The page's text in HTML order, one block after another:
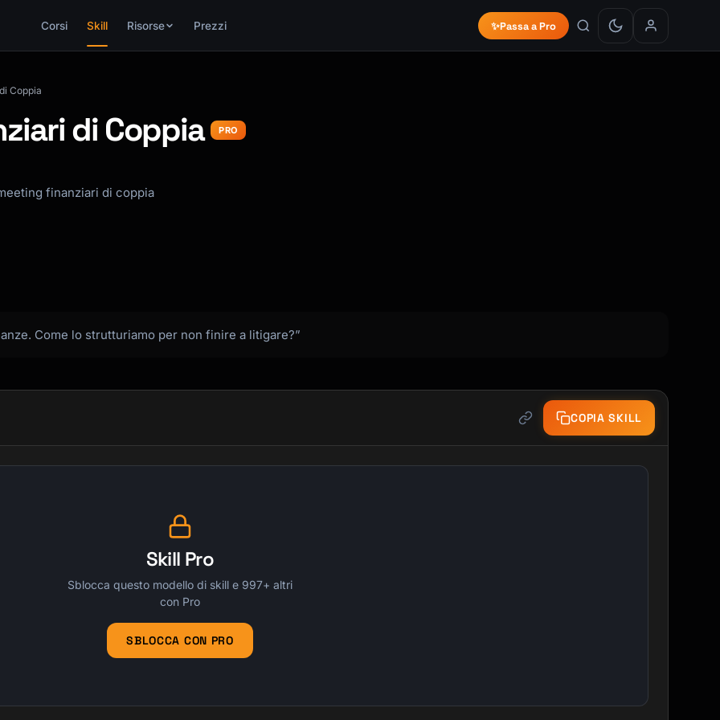
Corsi Skill Risorse Prezzi ✨Passa a Pro
Coppia
di Coppia PRO
finanziari di coppia
Come lo strutturiamo per non finire a litigare?”
COPIA SKILL
Skill Pro
Sblocca questo modello di skill e 997+ altri
con Pro
SBLOCCA CON PRO